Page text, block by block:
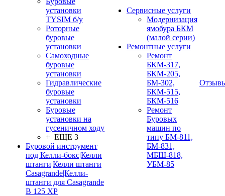
установки
TYSIM б/у
Роторные
буровые
установки
Самоходные
буровые
установки
Гидравлические
буровые
установки
Буровые
установки на
гусеничном ходу
+ ЕЩЕ 3
Буровой инструмент
под Келли-бокс|Келли
штанги|Келли штанги
Casagrande|Келли-
штанги для Casagrande
B 125 XP
Сервисные услуги
Модернизация
ямобура БКМ
(малой серии)
Ремонтные услуги
Ремонт
БКМ-317,
БКМ-205,
БМ-302,
БКМ-515,
БКМ-516
Ремонт
Буровых
машин по
типу БМ-811,
БМ-831,
МБШ-818,
УБМ-85